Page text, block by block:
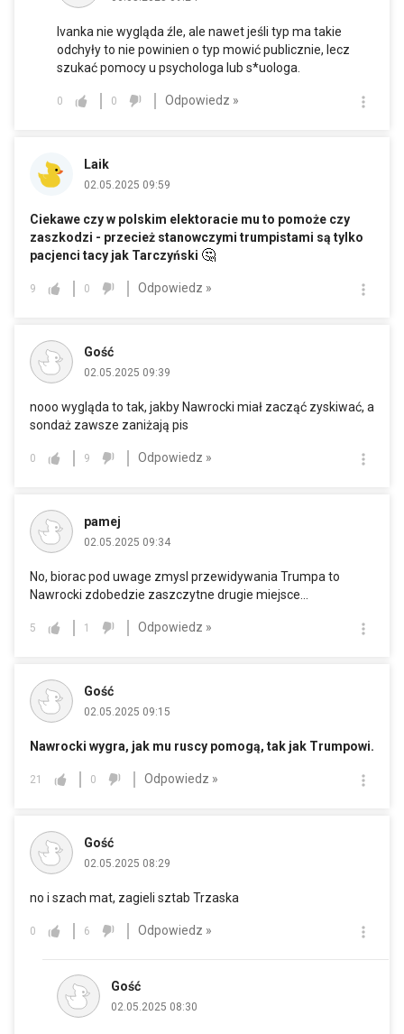
Ivanka nie wygląda źle, ale nawet jeśli typ ma takie
odchyły to nie powinien o typ mowić publicznie, lecz
szukać pomocy u psychologa lub s*uologa.
0 0 Odpowiedz »
Laik
02.05.2025 09:59
Ciekawe czy w polskim elektoracie mu to pomoże czy
zaszkodzi - przecież stanowczymi trumpistami są tylko
pacjenci tacy jak Tarczyński 🤔
9 0 Odpowiedz »
Gość
02.05.2025 09:39
nooo wygląda to tak, jakby Nawrocki miał zacząć zyskiwać, a
sondaż zawsze zaniżają pis
0 9 Odpowiedz »
pamej
02.05.2025 09:34
No, biorac pod uwage zmysl przewidywania Trumpa to
Nawrocki zdobedzie zaszczytne drugie miejsce...
5 1 Odpowiedz »
Gość
02.05.2025 09:15
Nawrocki wygra, jak mu ruscy pomogą, tak jak Trumpowi.
21 0 Odpowiedz »
Gość
02.05.2025 08:29
no i szach mat, zagieli sztab Trzaska
0 6 Odpowiedz »
Gość
02.05.2025 08:30